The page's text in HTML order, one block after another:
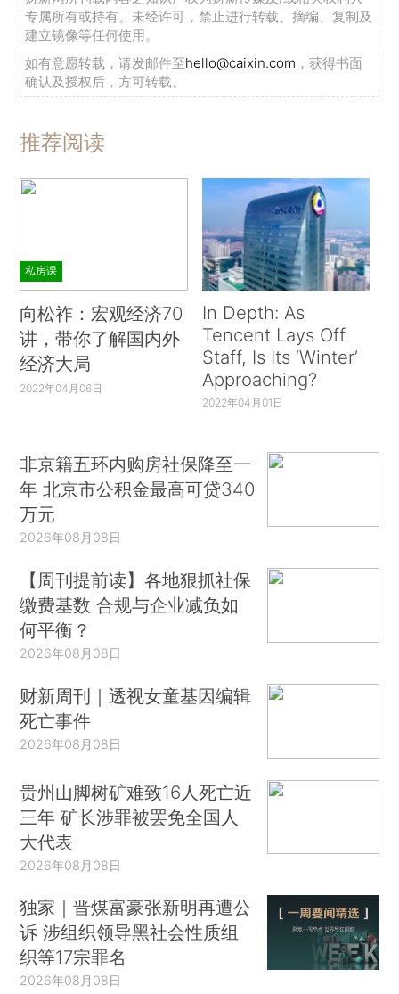
专属所有或持有。未经许可，禁止进行转载、摘编、复制及
建立镜像等任何使用。
如有意愿转载，请发邮件至hello@caixin.com ，获得书面
确认及授权后，方可转载。
推荐阅读
私房课
向松祚：宏观经济70
讲，带你了解国内外
经济大局
2022年04月06日
In Depth: As
Tencent Lays Off
Staff, Is Its ‘Winter’
Approaching?
2022年04月01日
非京籍五环内购房社保降至一
年 北京市公积金最高可贷340
万元
2026年08月08日
【周刊提前读】各地狠抓社保
缴费基数 合规与企业减负如
何平衡？
2026年08月08日
财新周刊｜透视女童基因编辑
死亡事件
2026年08月08日
贵州山脚树矿难致16人死亡近
三年 矿长涉罪被罢免全国人
大代表
2026年08月08日
独家｜晋煤富豪张新明再遭公
诉 涉组织领导黑社会性质组
织等17宗罪名
2026年08月08日